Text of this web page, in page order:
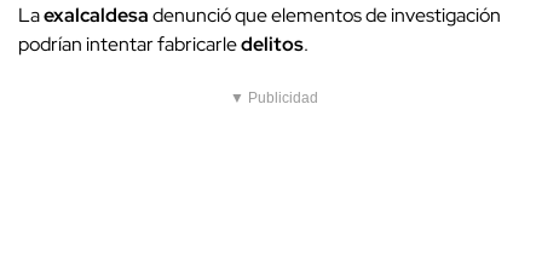
Laexalcaldesadenunció que elementos de investigación
podrían intentar fabricarledelitos.
▼ Publicidad